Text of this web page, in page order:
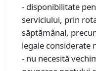
- disponibilitate
serviciului, prin
săptămânal,
legale considerate
- nu necesită